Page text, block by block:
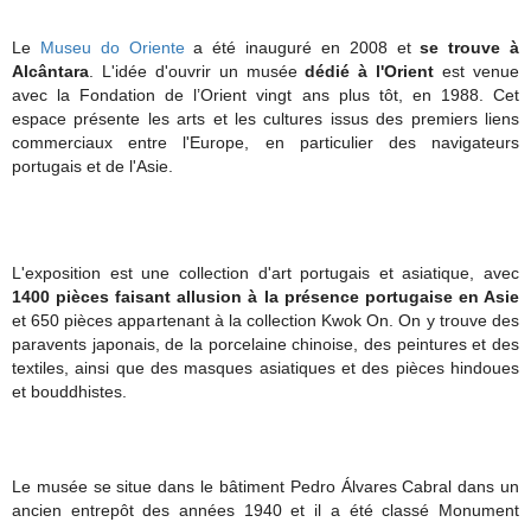
Le Museu do Orientea été inauguré en 2008 etse trouve à
Alcântara. L'idée d'ouvrir un muséedédié à l'Orient est venue
avec la Fondation de l’Orient vingt ans plus tôt, en 1988. Cet
espace présente les arts et les cultures issus des premiers liens
commerciaux entre l'Europe, en particulier des navigateurs
portugais et de l'Asie.
L'exposition est une collection d'art portugais et asiatique, avec
1400 pièces faisant allusion à la présence portugaise en Asie
et 650 pièces appartenant à la collection Kwok On. On y trouve des
paravents japonais, de la porcelaine chinoise, des peintures et des
textiles, ainsi que des masques asiatiques et des pièces hindoues
et bouddhistes.
Le musée se situe dans le bâtiment Pedro Álvares Cabral dans un
ancien entrepôt des années 1940 et il a été classé Monument